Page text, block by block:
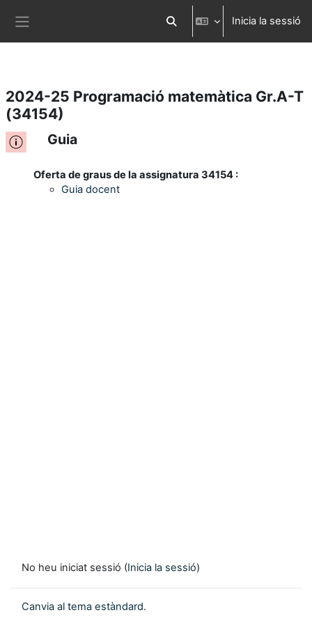
Ves al contingut principal Commuta l'entrada de la cerca
Inicia la sessió
2024-25 Programació matemàtica Gr.A-T
(34154)
Guia
Oferta de graus de la assignatura 34154 :
Guia docent
No heu iniciat sessió (Inicia la sessió)
Canvia al tema estàndard.